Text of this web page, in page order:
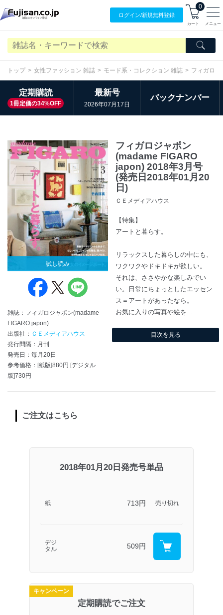
ログイン/新規無料登録
0
カート メニュー
トップ 女性ファッション 雑誌 モード系・コレクション 雑誌 フィガロ
定期購読
1冊定価の34%OFF
最新号
2026年07月17日
バックナンバー
試し読み
雑誌：フィガロジャポン(madame
FIGARO japon)
出版社： ＣＥメディアハウス
発行間隔：月刊
発売日：毎月20日
参考価格：[紙版]880円 [デジタル
版]730円
フィガロジャポン
(madame FIGARO
japon) 2018年3月号
(発売日2018年01月20
日)
ＣＥメディアハウス
【特集】
アートと暮らす。
リラックスした暮らしの中にも、
ワクワクやドキドキが欲しい。
それは、ささやかな楽しみでい
い。日常にちょっとしたエッセン
ス＝アートがあったなら。
お気に入りの写真や絵を...
目次を見る
ご注文はこちら
2018年01月20日発売号単品
紙 713円 売り切れ
デジ
タル
509円
キャンペーン
定期購読でご注文